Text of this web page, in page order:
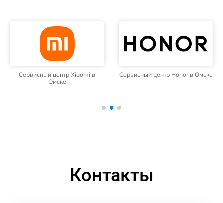
Сервисный центр Xiaomi в
Омске
Сервисный центр Honor в Омске
Контакты